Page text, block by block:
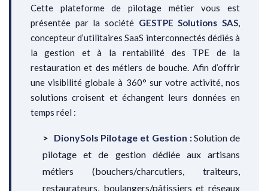
Cette plateforme de pilotage métier vous est
présentée par la société GESTPE Solutions SAS,
concepteur d’utilitaires SaaS interconnectés dédiés à
la gestion et à la rentabilité des TPE de la
restauration et des métiers de bouche. Afin d’offrir
une visibilité globale à 360° sur votre activité, nos
solutions croisent et échangent leurs données en
temps réel :
DionySols Pilotage et Gestion :Solution de
pilotage et de gestion dédiée aux artisans
métiers (bouchers/charcutiers, traiteurs,
restaurateurs, boulangers/pâtissiers et réseaux